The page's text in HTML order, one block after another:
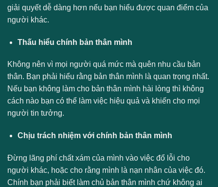
giải quyết dễ dàng hơn nếu bạn hiểu được quan điểm của
người khác.
Thấu hiểu chính bản thân mình
Không nên vì mọi người quá mức mà quên nhu cầu bản
thân. Bạn phải hiểu rằng bản thân mình là quan trọng nhất.
Nếu bạn không làm cho bản thân mình hài lòng thì không
cách nào bạn có thể làm việc hiệu quả và khiến cho mọi
người tin tưởng.
Chịu trách nhiệm với chính bản thân mình
Đừng lãng phí chất xám của mình vào việc đổ lỗi cho
người khác, hoặc cho rằng mình là nạn nhân của việc đó.
Chính bạn phải biết làm chủ bản thân mình chứ không ai